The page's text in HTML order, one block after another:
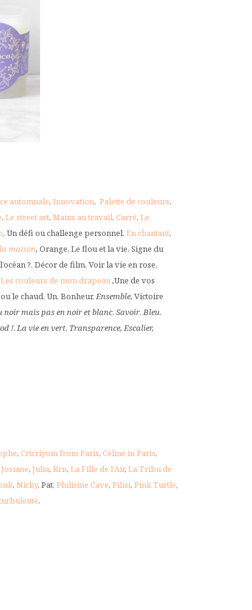
automnale, Innovation, Palette de couleurs,
, Le street art, Mains au travail, Carré, Le
, Un défi ou challenge personnel, En chantant,
maison, Orange, Le flou et la vie, Signe du
?, Décor de film, Voir la vie en rose,
Les couleurs de mon drapeau,Une de vos
le chaud, Un, Bonheur, Ensemble, Victoire
noir mais pas en noir et blanc, Savoir,Bleu,
!,La vie en vert, Transparence, Escalier,
, Cricriyom from Paris, Céline in Paris,
Josiane, Julia, Krn, La Fille de l’Air, La Tribu de
, Nicky, Pat, Philisine Cave, Pilisi, Pink Turtle,
.